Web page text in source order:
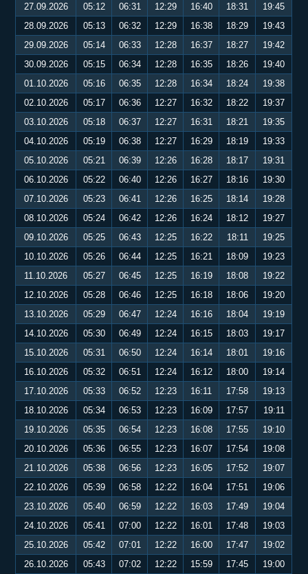
27.09.2026
05:12 06:31 12:29 16:40 18:31
19:45
28.09.2026
05:13 06:32 12:29 16:38 18:29
19:43
29.09.2026
05:14 06:33 12:28 16:37 18:27
19:42
30.09.2026
05:15 06:34 12:28 16:35 18:26
19:40
01.10.2026
05:16 06:35 12:28 16:34 18:24
19:38
02.10.2026
05:17 06:36 12:27 16:32 18:22
19:37
03.10.2026
05:18 06:37 12:27 16:31 18:21
19:35
04.10.2026
05:19 06:38 12:27 16:29 18:19
19:33
05.10.2026
05:21 06:39 12:26 16:28 18:17
19:31
06.10.2026
05:22 06:40 12:26 16:27 18:16
19:30
07.10.2026
05:23 06:41 12:26 16:25 18:14
19:28
08.10.2026
05:24 06:42 12:26 16:24 18:12
19:27
09.10.2026
05:25 06:43 12:25 16:22 18:11
19:25
10.10.2026
05:26 06:44 12:25 16:21 18:09
19:23
11.10.2026
05:27 06:45 12:25 16:19 18:08
19:22
12.10.2026
05:28 06:46 12:25 16:18 18:06
19:20
13.10.2026
05:29 06:47 12:24 16:16 18:04
19:19
14.10.2026
05:30 06:49 12:24 16:15 18:03
19:17
15.10.2026
05:31 06:50 12:24 16:14 18:01
19:16
16.10.2026
05:32 06:51 12:24 16:12 18:00
19:14
17.10.2026
05:33 06:52 12:23 16:11 17:58
19:13
18.10.2026
05:34 06:53 12:23 16:09 17:57
19:11
19.10.2026
05:35 06:54 12:23 16:08 17:55
19:10
20.10.2026
05:36 06:55 12:23 16:07 17:54
19:08
21.10.2026
05:38 06:56 12:23 16:05 17:52
19:07
22.10.2026
05:39 06:58 12:22 16:04 17:51
19:06
23.10.2026
05:40 06:59 12:22 16:03 17:49
19:04
24.10.2026
05:41 07:00 12:22 16:01 17:48
19:03
25.10.2026
05:42 07:01 12:22 16:00 17:47
19:02
26.10.2026
05:43 07:02 12:22 15:59 17:45
19:00